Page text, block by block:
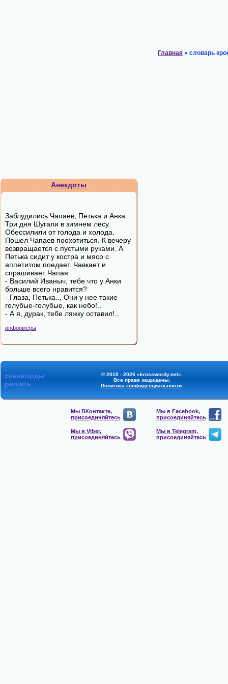
Анекдоты
Заблудились Чапаев, Петька и Анка.
Три дня Шугали в зимнем лесу.
Обессилили от голода и холода.
Пошел Чапаев поохотиться. К вечеру
возвращается с пустыми руками. А
Петька сидит у костра и мясо с
аппетитом поедает. Чавкает и
спрашивает Чапая:
- Василий Иваныч, тебе что у Анки
больше всего нравится?
- Глаза, Петька.., Они у нее такие
голубые-голубые, как небо!..
- А я, дурак, тебе ляжку оставил!..
информеры
Главная » словарь
сканворды
решать
© 2010 - 2026 «krosswordy.net».
Все права защищены.
Политика конфиденциальности.
Мы ВКонтакте,
присоединяйтесь
Мы в Facebook,
присоединяйтесь
Мы в Viber,
присоединяйтесь
Мы в Telegram,
присоединяйтесь